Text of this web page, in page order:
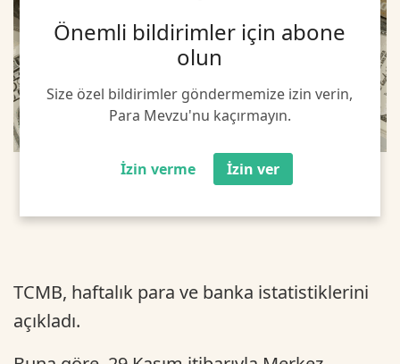
Önemli bildirimler için abone
olun
Size özel bildirimler göndermemize izin verin,
Para Mevzu'nu kaçırmayın.
İzin verme İzin ver
TCMB, haftalık para ve banka istatistiklerini
açıkladı.